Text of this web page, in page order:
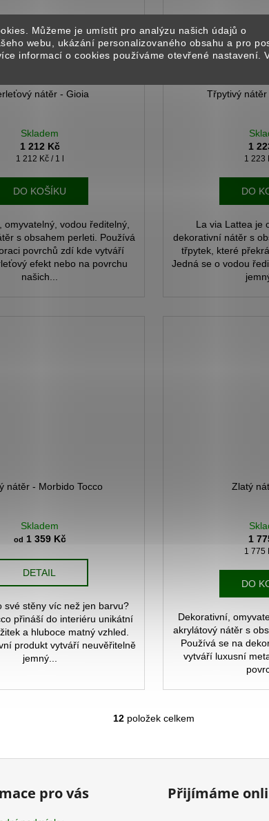
Můžeme je umístit pro analýzu našich údajů o
webu, ukázání personalizovaného obsahu a pro
informací o cookies používáme otevřené nastavení.
nátěr - Gioia
Skladem
1 212 Kč
Měrná
1 212 Kč / 1 l
DO KOŠÍKU
omyvatelný, vodou ředitelný,
s obsahem perleti. Používá
povrchů zdí kde vytváří
efekt nebo na povrchu
našich...
Třpytivý
1
Měrná
1 223
DO
La via Lattea je
dekorativní nátěr s
třpytek, které
Jedná se o vodou
nátěr - Morbido Tocco
Skladem
od 1 359 Kč
DETAIL
své stěny víc než jen barvu?
přináší do interiéru unikátní
a hluboce matný vzhled.
produkt vytváří neuvěřitelně
jemný...
Zlatý
1
Měrná
1 775
DO
Dekorativní,
akrylátový nátěr s
Používá se na
vytváří luxusní
O
l
12 položek celkem
pro vás Přijímáme